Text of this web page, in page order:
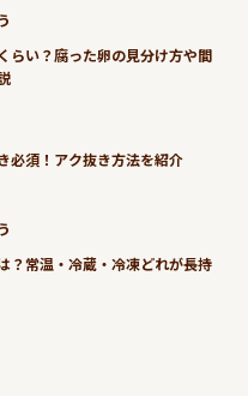
らい？腐った卵の見分け方や間
必須！アク抜き方法を紹介
？常温・冷蔵・冷凍どれが長持